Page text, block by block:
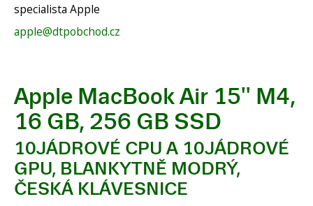
specialista Apple
apple@dtpobchod.cz
Apple MacBook Air 15'' M4,
16 GB, 256 GB SSD
10JÁDROVÉ CPU A 10JÁDROVÉ
GPU, BLANKYTNĚ MODRÝ,
ČESKÁ KLÁVESNICE